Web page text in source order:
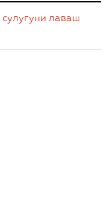
сулугуни лаваш